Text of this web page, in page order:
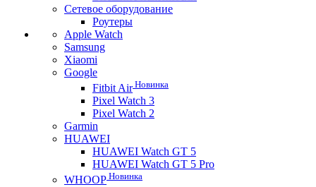
Сетевое оборудование
Роутеры
Apple Watch
Samsung
Xiaomi
Google
Fitbit AirНовинка
Pixel Watch 3
Pixel Watch 2
Garmin
HUAWEI
HUAWEI Watch GT 5
HUAWEI Watch GT 5 Pro
WHOOP Новинка